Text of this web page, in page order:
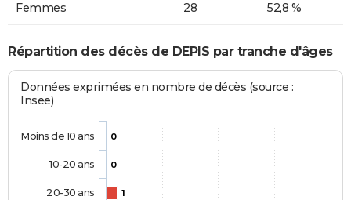
Femmes 28 52,8 %
Répartition des décès de DEPIS par tranche d'âges
Données exprimées en nombre de décès (source :
Insee)
0
0
1
Moins de 10 ans
10-20 ans
20-30 ans